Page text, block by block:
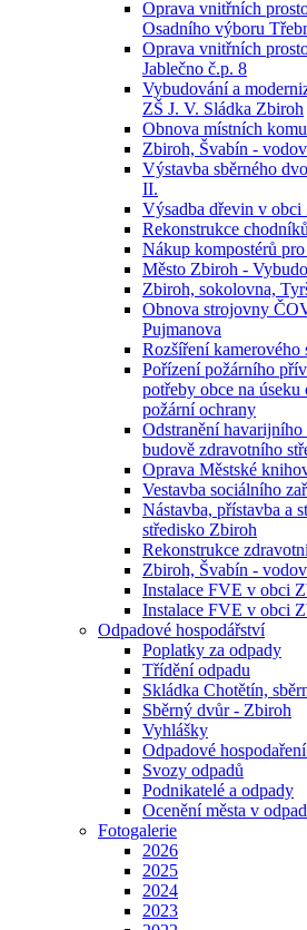
Oprava vnitřních
Osadního výboru
Oprava vnitřních
Jablečno č.p. 8
Vybudování a
ZŠ J. V. Sládka Zbiroh
Obnova místních
Zbiroh, Švabín -
Výstavba sběrného
II.
Výsadba dřevin v obci
Rekonstrukce
Nákup kompostérů
Město Zbiroh -
Zbiroh, sokolovna,
Obnova strojovny
Pujmanova
Rozšíření kamerového
Pořízení požárního
potřeby obce na
požární ochrany
Odstranění
budově zdravotního
Oprava Městské
Vestavba sociálního
Nástavba, přístavba a
středisko Zbiroh
Rekonstrukce
Zbiroh, Švabín -
Instalace FVE v obci
Instalace FVE v obci
Odpadové hospodářství
Poplatky za odpady
Třídění odpadu
Skládka Chotětín,
Sběrný dvůr - Zbiroh
Vyhlášky
Odpadové hospodaření
Svozy odpadů
Podnikatelé a odpady
Ocenění města v
Fotogalerie
2026
2025
2024
2023